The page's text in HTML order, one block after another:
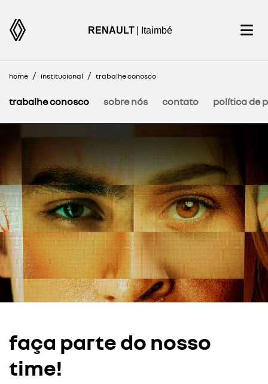
RENAULT | Itaimbé
home institucional trabalhe conosco
sobre nós contato
trabalhe conosco política de
faça parte do nosso
time!